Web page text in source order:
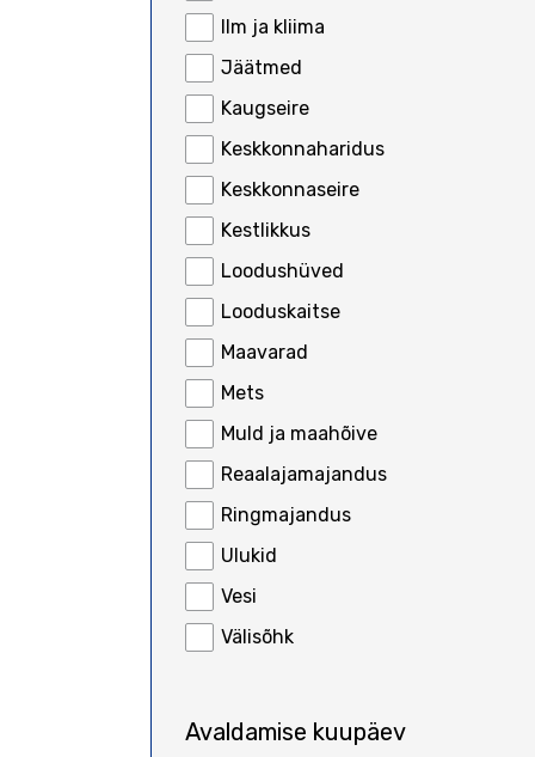
Ilm ja kliima
Jäätmed
Kaugseire
Keskkonnaharidus
Keskkonnaseire
Kestlikkus
Loodushüved
Looduskaitse
Maavarad
Mets
Muld ja maahõive
Reaalajamajandus
Ringmajandus
Ulukid
Vesi
Välisõhk
Avaldamise kuupäev